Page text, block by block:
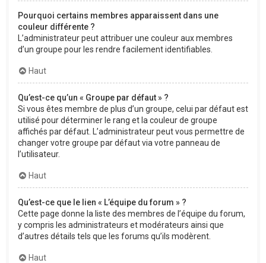
Pourquoi certains membres apparaissent dans une
couleur différente ?
L’administrateur peut attribuer une couleur aux membres
d’un groupe pour les rendre facilement identifiables.
Haut
Qu’est-ce qu’un « Groupe par défaut » ?
Si vous êtes membre de plus d’un groupe, celui par défaut est
utilisé pour déterminer le rang et la couleur de groupe
affichés par défaut. L’administrateur peut vous permettre de
changer votre groupe par défaut via votre panneau de
l’utilisateur.
Haut
Qu’est-ce que le lien « L’équipe du forum » ?
Cette page donne la liste des membres de l’équipe du forum,
y compris les administrateurs et modérateurs ainsi que
d’autres détails tels que les forums qu’ils modèrent.
Haut